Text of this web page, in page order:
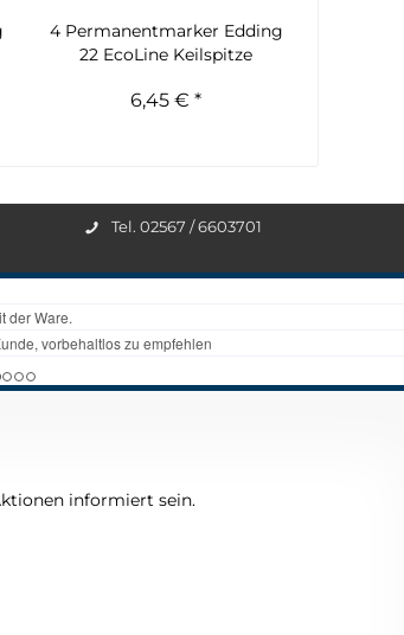
4 Permanentmarker Edding
22 EcoLine Keilspitze
6,45 € *
Tel. 02567 / 6603701
informiert sein.